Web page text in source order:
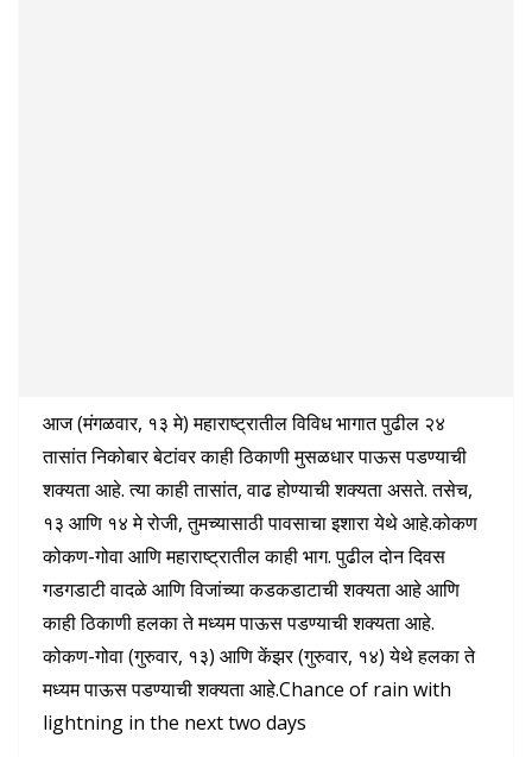
आज (मंगळवार, १३ मे) महाराष्ट्रातील विविध भागात पुढील २४
तासांत निकोबार बेटांवर काही ठिकाणी मुसळधार पाऊस पडण्याची
शक्यता आहे. त्या काही तासांत, वाढ होण्याची शक्यता असते. तसेच,
१३ आणि १४ मे रोजी, तुमच्यासाठी पावसाचा इशारा येथे आहे.कोकण
कोकण-गोवा आणि महाराष्ट्रातील काही भाग. पुढील दोन दिवस
गडगडाटी वादळे आणि विजांच्या कडकडाटाची शक्यता आहे आणि
काही ठिकाणी हलका ते मध्यम पाऊस पडण्याची शक्यता आहे.
कोकण-गोवा (गुरुवार, १३) आणि केंझर (गुरुवार, १४) येथे हलका ते
मध्यम पाऊस पडण्याची शक्यता आहे.Chance of rain with
lightning in the next two days